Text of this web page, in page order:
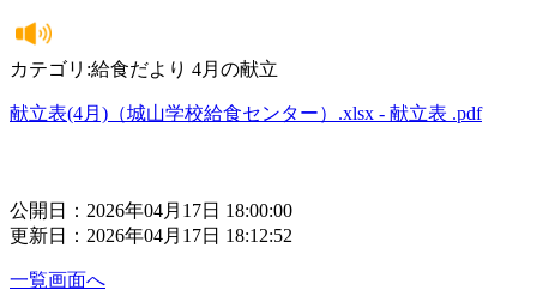
カテゴリ:給食だより 4月の献立
献立表(4月)（城山学校給食センター）.xlsx - 献立表 .pdf
公開日：2026年04月17日 18:00:00
更新日：2026年04月17日 18:12:52
一覧画面へ